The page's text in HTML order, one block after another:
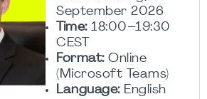
September 2026
Time:18:00–19:30
CEST
Format:Online
(Microsoft Teams)
Language:English